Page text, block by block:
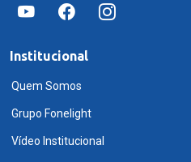
Institucional
Quem Somos
Grupo Fonelight
Vídeo Institucional